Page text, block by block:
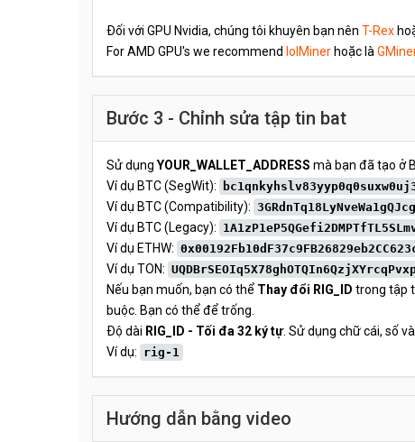
Đối với GPU Nvidia, chúng tôi khuyên bạn nên T-Rex
For AMD GPU's we recommend lolMiner hoặc là
Bước 3 - Chỉnh sửa tập tin bat
Sử dụng YOUR_WALLET_ADDRESS mà bạn đã tạo ở
Ví dụ BTC (SegWit):
Ví dụ BTC (Compatibility):
Ví dụ BTC (Legacy):
Ví dụ ETHW:
Ví dụ TON:
Nếu bạn muốn, bạn có thể Thay đổi RIG_ID trong tập
buộc. Bạn có thể để trống.
Độ dài RIG_ID - Tối đa 32 ký tự. Sử dụng chữ cái, số
Ví dụ: rig-1
Hướng dẫn bằng video